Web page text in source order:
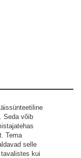
Seda võib
Tema
selle
kui